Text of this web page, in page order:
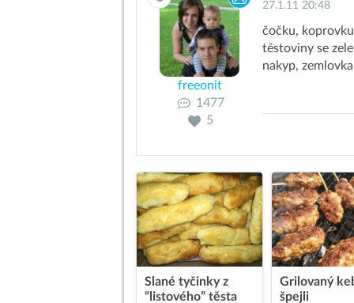
freeonit
1477
5
27.1.11 20:48
čočku,
těstoviny se
nakyp,
Slané tyčinky z
“listového” těsta
Grilovaný
špejli